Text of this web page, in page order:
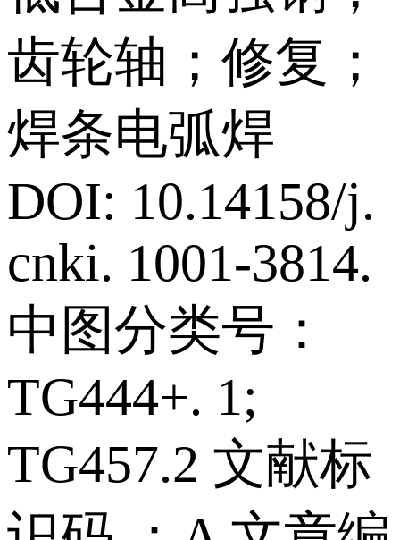
齿轮轴；修复；
焊条电弧焊
DOI: 10.14158/j.
cnki. 1001-3814.
中图分类号：
TG444+. 1;
TG457.2 文献标